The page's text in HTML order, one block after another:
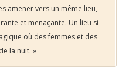
amener vers un même lieu,
et menaçante. Un lieu si
où des femmes et des
la nuit. »